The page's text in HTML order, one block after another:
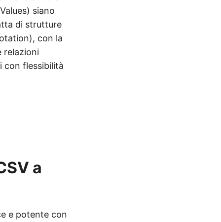
siano
di strutture
con la
relazioni
con flessibilità
a
e potente con